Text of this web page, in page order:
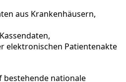
aus Krankenhäusern,
elektronischen Patientenakte
bestehende nationale